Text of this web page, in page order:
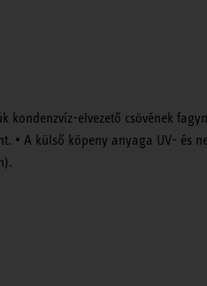
elvezető csövének
• A külső köpeny anyaga UV- és